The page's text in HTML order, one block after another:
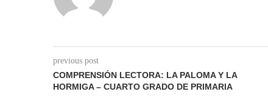
previous post
COMPRENSIÓN LECTORA: LA PALOMA Y LA
HORMIGA – CUARTO GRADO DE PRIMARIA